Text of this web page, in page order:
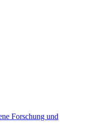
Forschung und